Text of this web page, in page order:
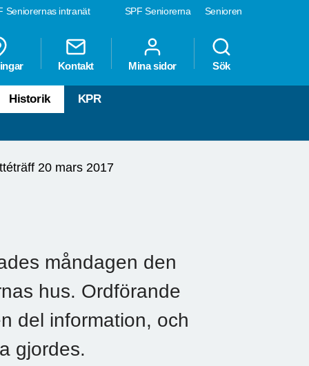
SPF Seniorerna Senioren
Seniorernas intranät
Kontakt Mina sidor Sök
Historik KPR
20 mars 2017
måndagen den
hus. Ordförande
del information, och
gjordes.